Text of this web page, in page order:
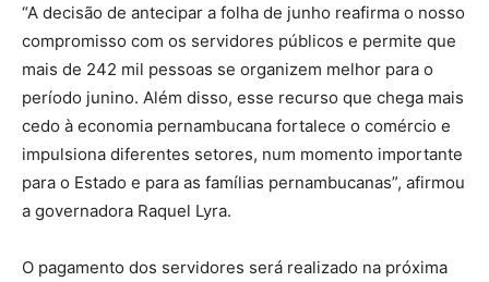
“A decisão de antecipar a folha de junho reafirma o nosso
compromisso com os servidores públicos e permite que
mais de 242 mil pessoas se organizem melhor para o
período junino. Além disso, esse recurso que chega mais
cedo à economia pernambucana fortalece o comércio e
impulsiona diferentes setores, num momento importante
para o Estado e para as famílias pernambucanas”, afirmou
a governadora Raquel Lyra.
O pagamento dos servidores será realizado na próxima